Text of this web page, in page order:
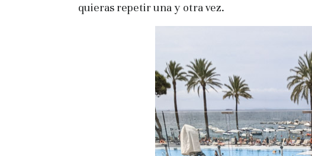
quieras repetir una y otra vez.